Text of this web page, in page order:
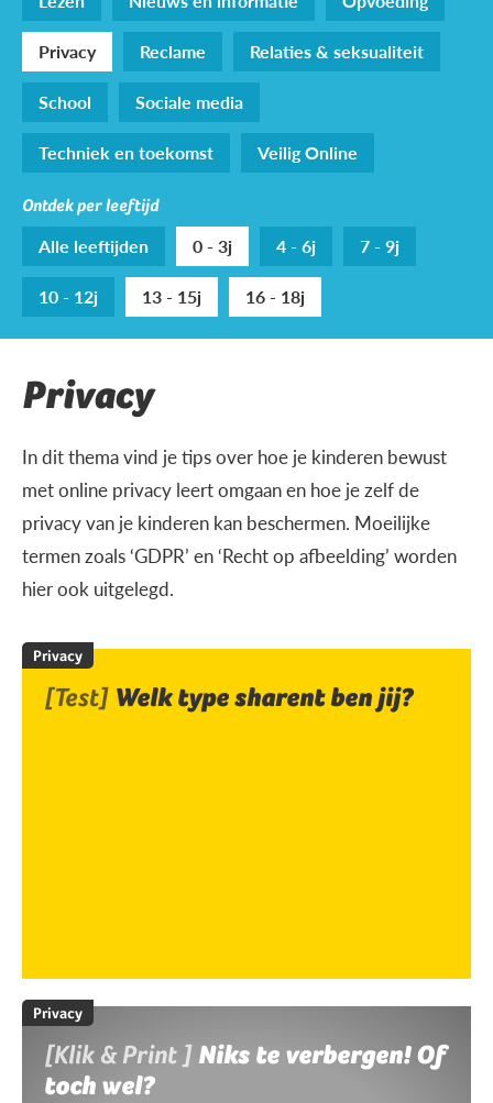
Privacy
Reclame
Relaties & seksualiteit
School
Sociale media
Techniek en toekomst
Veilig Online
Ontdek per leeftijd
Alle leeftijden 0 - 3j 4 - 6j
7 - 9j
10 - 12j
13 - 15j 16 - 18j
Privacy
In dit thema vind je tips over hoe je kinderen bewust
met online privacy leert omgaan en hoe je zelf de
privacy van je kinderen kan beschermen. Moeilijke
termen zoals ‘GDPR’ en ‘Recht op afbeelding’ worden
hier ook uitgelegd.
Privacy
[Test] Welk type sharent ben jij?
Privacy
[Klik & Print ] Niks te verbergen! Of
toch wel?